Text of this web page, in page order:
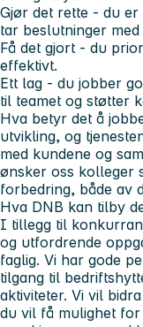
Gjør det rette - du er
tar beslutninger med
Få det gjort - du
effektivt.
Ett lag - du jobber
til teamet og støtter
Hva betyr det å
utvikling, og
med kundene og
ønsker oss kolleger
forbedring, både av
Hva DNB kan tilby
I tillegg til
og utfordrende
faglig. Vi har gode
tilgang til
aktiviteter. Vi vil
du vil få mulighet